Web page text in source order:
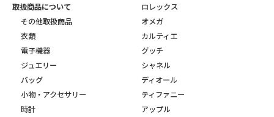
取扱商品について
その他取扱商品
衣類
電子機器
ジュエリー
バッグ
小物・アクセサリー
時計
ロレックス
オメガ
カルティエ
グッチ
シャネル
ディオール
ティファニー
アップル